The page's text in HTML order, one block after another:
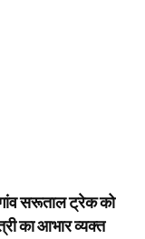
गांव सरूताल ट्रेक को
का आभार व्यक्त